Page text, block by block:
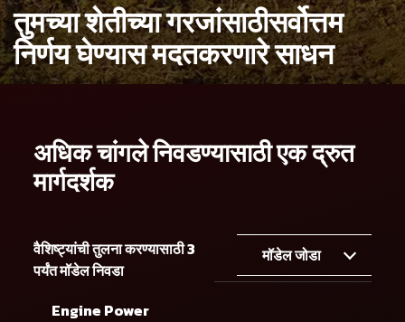
तुमच्या शेतीच्या गरजांसाठीसर्वोत्तम
निर्णय घेण्यास मदतकरणारे साधन
अधिक चांगले निवडण्यासाठी एक द्रुत
मार्गदर्शक
वैशिष्ट्यांची तुलना करण्यासाठी 3
पर्यंत मॉडेल निवडा
मॉडेल जोडा
Engine Power